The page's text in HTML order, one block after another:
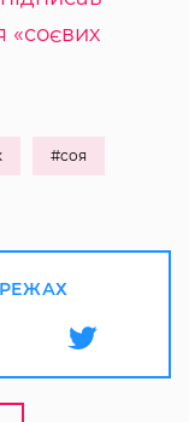
«соєвих
#соя